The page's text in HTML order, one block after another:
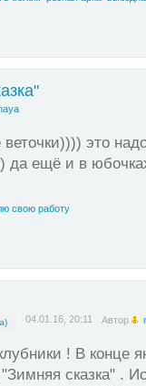
это
да ещё и в
свою работу
04.01.16, 20:11 Автор
! В конце
сказка" .